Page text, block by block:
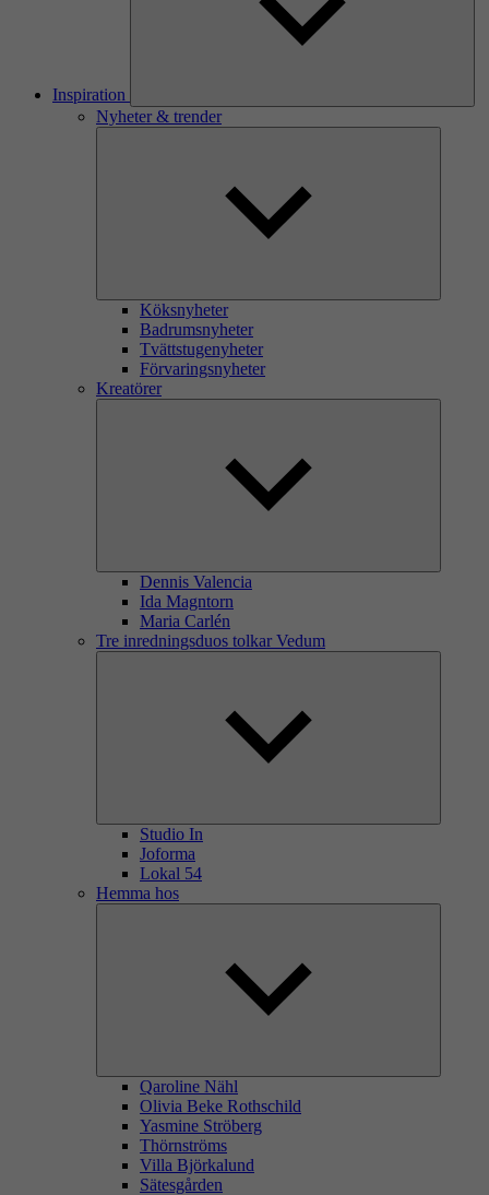
Inspiration
Nyheter & trender
Köksnyheter
Badrumsnyheter
Tvättstugenyheter
Förvaringsnyheter
Kreatörer
Dennis Valencia
Ida Magntorn
Maria Carlén
Tre inredningsduos tolkar Vedum
Studio In
Joforma
Lokal 54
Hemma hos
Qaroline Nähl
Olivia Beke Rothschild
Yasmine Ströberg
Thörnströms
Villa Björkalund
Sätesgården